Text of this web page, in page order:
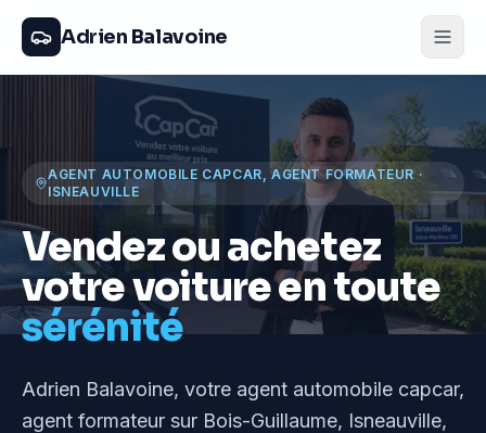
Adrien Balavoine
AGENT AUTOMOBILE CAPCAR, AGENT FORMATEUR ·
ISNEAUVILLE
Vendez ou achetez
votre voiture en toute
sérénité
Adrien Balavoine, votre agent automobile capcar,
agent formateur sur Bois-Guillaume, Isneauville,